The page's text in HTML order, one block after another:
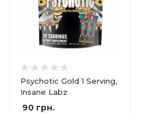
Psychotic Gold 1 Serving,
Insane Labz
90 грн.